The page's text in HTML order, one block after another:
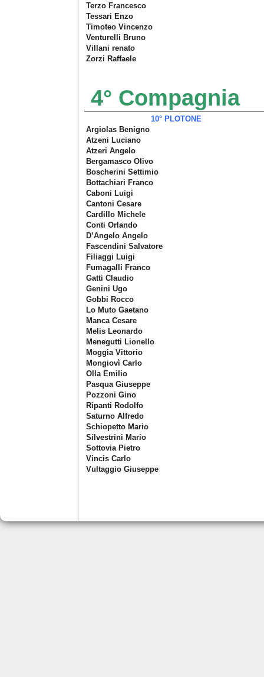
Terzo Francesco
Tessari Enzo
Timoteo Vincenzo
Venturelli Bruno
Villani renato
Zorzi Raffaele
4° Compagnia
10° PLOTONE
Argiolas Benigno
Atzeni Luciano
Atzeri Angelo
Bergamasco Olivo
Boscherini Settimio
Bottachiari Franco
Caboni Luigi
Cantoni Cesare
Cardillo Michele
Conti Orlando
D’Angelo Angelo
Fascendini Salvatore
Filiaggi Luigi
Fumagalli Franco
Gatti Claudio
Genini Ugo
Gobbi Rocco
Lo Muto Gaetano
Manca Cesare
Melis Leonardo
Menegutti Lionello
Moggia Vittorio
Mongiovì Carlo
Olla Emilio
Pasqua Giuseppe
Pozzoni Gino
Ripanti Rodolfo
Saturno Alfredo
Schiopetto Mario
Silvestrini Mario
Sottovia Pietro
Vincis Carlo
Vultaggio Giuseppe